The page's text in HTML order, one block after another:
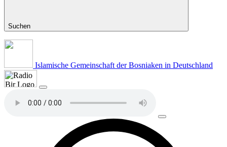
Suchen
Islamische Gemeinschaft der Bosniaken in Deutschland